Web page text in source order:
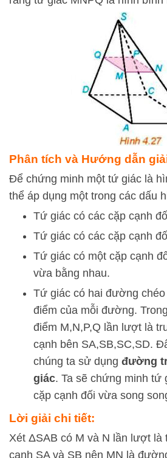
Phân tích và Hướng dẫn
Để chứng minh một tứ giác là
thể áp dụng một trong các dấu
Tứ giác có các cặp cạnh
Tứ giác có các cặp cạnh
Tứ giác có một cặp cạnh
vừa bằng nhau.
Tứ giác có hai đường
điểm của mỗi đường.
điểm M,N,P,Q lần lượt là
cạnh bên SA,SB,SC,SD.
chúng ta sử dụng đường
giác. Ta sẽ chứng minh tứ
cặp cạnh đối vừa song
Lời giải chi tiết:
Xét ΔSAB có M và N lần lượt là
cạnh SA và SB nên MN là